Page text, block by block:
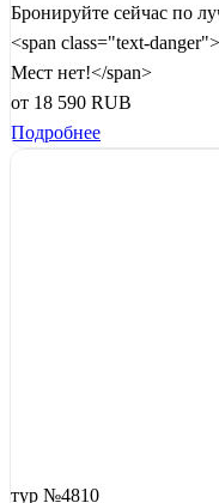
Бронируйте сейчас по
<span class="text-
Мест нет!</span>
от 18 590 RUB
Подробнее
тур №4810